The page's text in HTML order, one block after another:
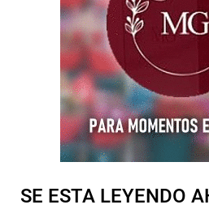
SE ESTA LEYENDO